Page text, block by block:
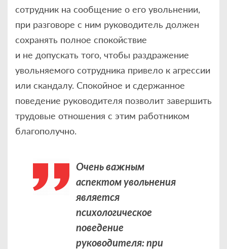
сотрудник на сообщение о его увольнении,
при разговоре с ним руководитель должен
сохранять полное спокойствие
и не допускать того, чтобы раздражение
увольняемого сотрудника привело к агрессии
или скандалу. Спокойное и сдержанное
поведение руководителя позволит завершить
трудовые отношения с этим работником
благополучно.
Очень важным
аспектом увольнения
является
психологическое
поведение
руководителя: при